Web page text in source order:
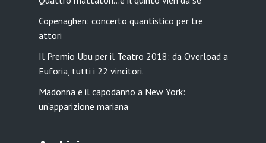
Copenaghen: concerto quantistico per tre
attori
Il Premio Ubu per il Teatro 2018: da Overload a
Euforia, tutti i 22 vincitori.
Madonna e il capodanno a New York:
un’apparizione mariana